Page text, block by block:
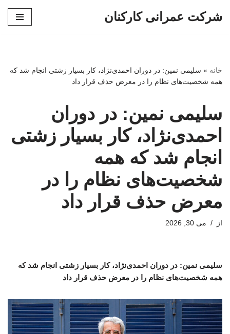
شرکت عمرانی کارکنان
خانه » سلیمی نمین: در دوران احمدی‌نژاد، کار بسیار زشتی انجام شد که
همه شخصیت‌های نظام را در معرض حذف قرار داد
سلیمی نمین: در دوران
احمدی‌نژاد، کار بسیار زشتی
انجام شد که همه
شخصیت‌های نظام را در
معرض حذف قرار داد
از می 30, 2026
سلیمی نمین: در دوران احمدی‌نژاد، کار بسیار زشتی انجام شد که
همه شخصیت‌های نظام را در معرض حذف قرار داد